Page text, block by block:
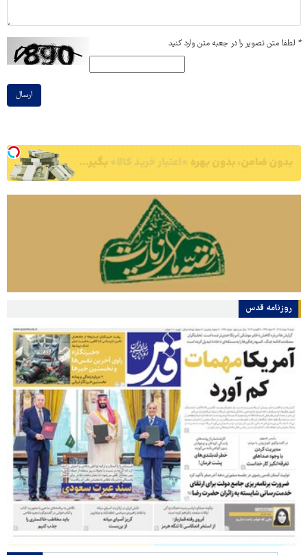
* لطفا متن تصویر را در جعبه متن وارد کنید
ارسال
روزنامه قدس